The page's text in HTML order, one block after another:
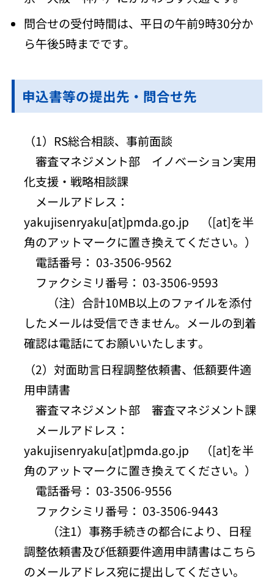
問合せの受付時間は、平日の午前9時30分か
ら午後5時までです。
申込書等の提出先・問合せ先
（1）RS総合相談、事前面談
審査マネジメント部 イノベーション実用
化支援・戦略相談課
メールアドレス：
yakujisenryaku[at]pmda.go.jp （[at]を半
角のアットマークに置き換えてください。）
電話番号： 03-3506-9562
ファクシミリ番号： 03-3506-9593
（注）合計10MB以上のファイルを添付
したメールは受信できません。メールの到着
確認は電話にてお願いいたします。
（2）対面助言日程調整依頼書、低額要件適
用申請書
審査マネジメント部 審査マネジメント課
メールアドレス：
yakujisenryaku[at]pmda.go.jp （[at]を半
角のアットマークに置き換えてください。）
電話番号： 03-3506-9556
ファクシミリ番号： 03-3506-9443
（注1）事務手続きの都合により、日程
調整依頼書及び低額要件適用申請書はこちら
のメールアドレス宛に提出してください。